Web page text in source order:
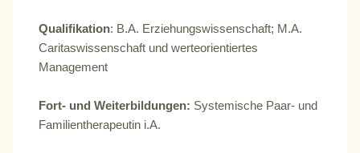
Qualifikation: B.A. Erziehungswissenschaft; M.A.
Caritaswissenschaft und werteorientiertes
Management
Fort- und Weiterbildungen: Systemische Paar- und
Familientherapeutin i.A.